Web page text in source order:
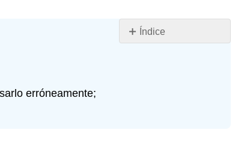
Índice
erróneamente;